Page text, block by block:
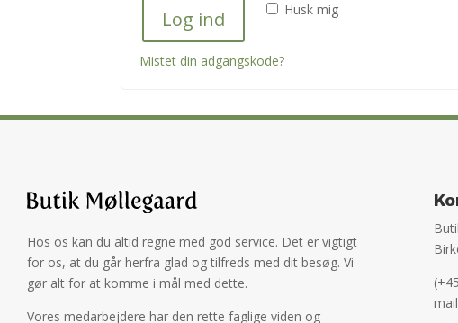
Husk mig
Log ind
Mistet din adgangskode?
Hos os kan du altid regne med god service. Det er vigtigt
for os, at du går herfra glad og tilfreds med dit besøg. Vi
gør alt for at komme i mål med dette.
Vores medarbejdere har den rette faglige viden og